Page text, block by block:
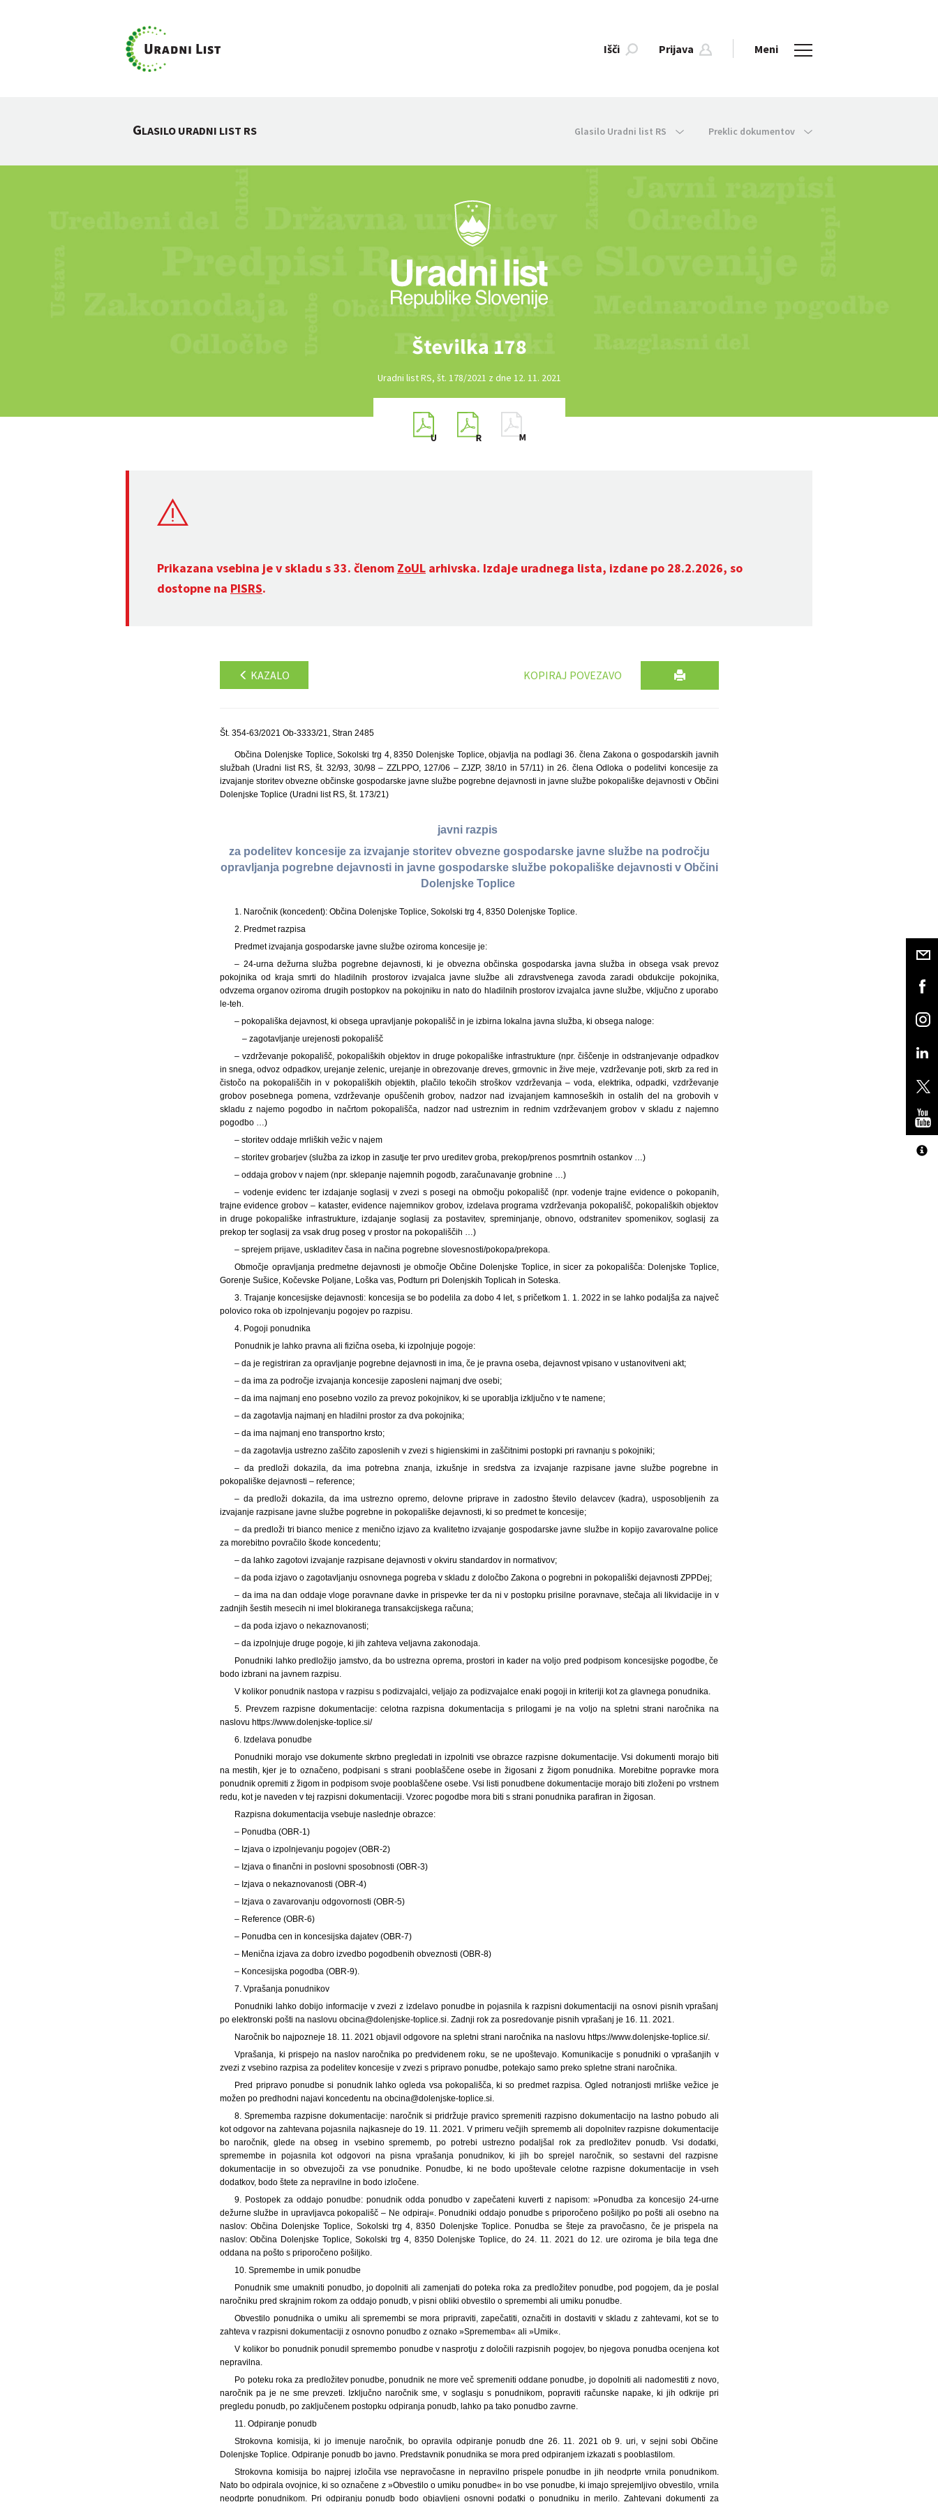
Išči Prijava Meni
GLASILO URADNI LIST RS Glasilo Uradni list RS Preklic dokumentov
Številka 178
Uradni list RS, št. 178/2021 z dne 12. 11. 2021
Prikazana vsebina je v skladu s 33. členom ZoUL arhivska. Izdaje uradnega lista, izdane po 28.2.2026, so
dostopne na PISRS.
KAZALO KOPIRAJ POVEZAVO
Št. 354-63/2021 Ob-3333/21, Stran 2485
Občina Dolenjske Toplice, Sokolski trg 4, 8350 Dolenjske Toplice, objavlja na podlagi 36. člena Zakona o gospodarskih javnih
službah (Uradni list RS, št. 32/93, 30/98 – ZZLPPO, 127/06 – ZJZP, 38/10 in 57/11) in 26. člena Odloka o podelitvi koncesije za
izvajanje storitev obvezne občinske gospodarske javne službe pogrebne dejavnosti in javne službe pokopališke dejavnosti v Občini
Dolenjske Toplice (Uradni list RS, št. 173/21)
javni razpis
za podelitev koncesije za izvajanje storitev obvezne gospodarske javne službe na področju
opravljanja pogrebne dejavnosti in javne gospodarske službe pokopališke dejavnosti v Občini
Dolenjske Toplice
1. Naročnik (koncedent): Občina Dolenjske Toplice, Sokolski trg 4, 8350 Dolenjske Toplice.
2. Predmet razpisa
Predmet izvajanja gospodarske javne službe oziroma koncesije je:
– 24-urna dežurna služba pogrebne dejavnosti, ki je obvezna občinska gospodarska javna služba in obsega vsak prevoz
pokojnika od kraja smrti do hladilnih prostorov izvajalca javne službe ali zdravstvenega zavoda zaradi obdukcije pokojnika,
odvzema organov oziroma drugih postopkov na pokojniku in nato do hladilnih prostorov izvajalca javne službe, vključno z uporabo
le-teh.
– pokopališka dejavnost, ki obsega upravljanje pokopališč in je izbirna lokalna javna služba, ki obsega naloge:
– zagotavljanje urejenosti pokopališč
– vzdrževanje pokopališč, pokopaliških objektov in druge pokopališke infrastrukture (npr. čiščenje in odstranjevanje odpadkov
in snega, odvoz odpadkov, urejanje zelenic, urejanje in obrezovanje dreves, grmovnic in žive meje, vzdrževanje poti, skrb za red in
čistočo na pokopališčih in v pokopaliških objektih, plačilo tekočih stroškov vzdrževanja – voda, elektrika, odpadki, vzdrževanje
grobov posebnega pomena, vzdrževanje opuščenih grobov, nadzor nad izvajanjem kamnoseških in ostalih del na grobovih v
skladu z najemo pogodbo in načrtom pokopališča, nadzor nad ustreznim in rednim vzdrževanjem grobov v skladu z najemno
pogodbo …)
– storitev oddaje mrliških vežic v najem
– storitev grobarjev (služba za izkop in zasutje ter prvo ureditev groba, prekop/prenos posmrtnih ostankov …)
– oddaja grobov v najem (npr. sklepanje najemnih pogodb, zaračunavanje grobnine …)
– vodenje evidenc ter izdajanje soglasij vzvezi s posegi na območju pokopališč (npr. vodenje trajne evidence o pokopanih,
trajne evidence grobov – kataster, evidence najemnikov grobov, izdelava programa vzdrževanja pokopališč, pokopaliških objektov
in druge pokopališke infrastrukture, izdajanje soglasij za postavitev, spreminjanje, obnovo, odstranitev spomenikov, soglasij za
prekop ter soglasij za vsak drug poseg v prostor na pokopališčih …)
– sprejem prijave, uskladitev časa in načina pogrebne slovesnosti/pokopa/prekopa.
Območje opravljanja predmetne dejavnosti je območje Občine Dolenjske Toplice, in sicer za pokopališča: Dolenjske Toplice,
Gorenje Sušice, Kočevske Poljane, Loška vas, Podturn pri Dolenjskih Toplicah in Soteska.
3. Trajanje koncesijske dejavnosti: koncesija se bo podelila za dobo 4 let, s pričetkom 1. 1. 2022 in se lahko podaljša za največ
polovico roka ob izpolnjevanju pogojev po razpisu.
4. Pogoji ponudnika
Ponudnik je lahko pravna ali fizična oseba, ki izpolnjuje pogoje:
– da je registriran za opravljanje pogrebne dejavnosti in ima, če je pravna oseba, dejavnost vpisano v ustanovitveni akt;
– da ima za področje izvajanja koncesije zaposleni najmanj dve osebi;
– da ima najmanj eno posebno vozilo za prevoz pokojnikov, ki se uporablja izključno v te namene;
– da zagotavlja najmanj en hladilni prostor za dva pokojnika;
– da ima najmanj eno transportno krsto;
– da zagotavlja ustrezno zaščito zaposlenih v zvezi s higienskimi in zaščitnimi postopki pri ravnanju s pokojniki;
– da predloži dokazila, da ima potrebna znanja, izkušnje in sredstva za izvajanje razpisane javne službe pogrebne in
pokopališke dejavnosti – reference;
– da predloži dokazila, da ima ustrezno opremo, delovne priprave in zadostno število delavcev (kadra), usposobljenih za
izvajanje razpisane javne službe pogrebne in pokopališke dejavnosti, ki so predmet te koncesije;
– da predloži tri bianco menice z menično izjavo za kvalitetno izvajanje gospodarske javne službe in kopijo zavarovalne police
za morebitno povračilo škode koncedentu;
– da lahko zagotovi izvajanje razpisane dejavnosti v okviru standardov in normativov;
– da poda izjavo o zagotavljanju osnovnega pogreba v skladu z določbo Zakona o pogrebni in pokopališki dejavnosti ZPPDej;
– da ima na dan oddaje vloge poravnane davke in prispevke ter da ni v postopku prisilne poravnave, stečaja ali likvidacije in v
zadnjih šestih mesecih ni imel blokiranega transakcijskega računa;
– da poda izjavo o nekaznovanosti;
– da izpolnjuje druge pogoje, ki jih zahteva veljavna zakonodaja.
Ponudniki lahko predložijo jamstvo, da bo ustrezna oprema, prostori in kader na voljo pred podpisom koncesijske pogodbe, če
bodo izbrani na javnem razpisu.
V kolikor ponudnik nastopa v razpisu s podizvajalci, veljajo za podizvajalce enaki pogoji in kriteriji kot za glavnega ponudnika.
5. Prevzem razpisne dokumentacije: celotna razpisna dokumentacija s prilogami je na voljo na spletni strani naročnika na
naslovu https://www.dolenjske-toplice.si/
6. Izdelava ponudbe
Ponudniki morajo vse dokumente skrbno pregledati in izpolniti vse obrazce razpisne dokumentacije. Vsi dokumenti morajo biti
na mestih, kjer je to označeno, podpisani s strani pooblaščene osebe in žigosani z žigom ponudnika. Morebitne popravke mora
ponudnik opremiti z žigom in podpisom svoje pooblaščene osebe. Vsi listi ponudbene dokumentacije morajo biti zloženi po vrstnem
redu, kot je naveden v tej razpisni dokumentaciji. Vzorec pogodbe mora biti s strani ponudnika parafiran in žigosan.
Razpisna dokumentacija vsebuje naslednje obrazce:
– Ponudba (OBR-1)
– Izjava o izpolnjevanju pogojev (OBR-2)
– Izjava o finančni in poslovni sposobnosti (OBR-3)
– Izjava o nekaznovanosti (OBR-4)
– Izjava o zavarovanju odgovornosti (OBR-5)
– Reference (OBR-6)
– Ponudba cen in koncesijska dajatev (OBR-7)
– Menična izjava za dobro izvedbo pogodbenih obveznosti (OBR-8)
– Koncesijska pogodba (OBR-9).
7. Vprašanja ponudnikov
Ponudniki lahko dobijo informacije v zvezi z izdelavo ponudbe in pojasnila k razpisni dokumentaciji na osnovi pisnih vprašanj
po elektronski pošti na naslovu obcina@dolenjske-toplice.si. Zadnji rok za posredovanje pisnih vprašanj je 16. 11. 2021.
Naročnik bo najpozneje 18. 11. 2021 objavil odgovore na spletni strani naročnika na naslovu https://www.dolenjske-toplice.si/.
Vprašanja, ki prispejo na naslov naročnika po predvidenem roku, se ne upoštevajo. Komunikacije s ponudniki o vprašanjih v
zvezi z vsebino razpisa za podelitev koncesije v zvezi s pripravo ponudbe, potekajo samo preko spletne strani naročnika.
Pred pripravo ponudbe si ponudnik lahko ogleda vsa pokopališča, ki so predmet razpisa. Ogled notranjosti mrliške vežice je
možen po predhodni najavi koncedentu na obcina@dolenjske-toplice.si.
8. Sprememba razpisne dokumentacije: naročnik si pridržuje pravico spremeniti razpisno dokumentacijo na lastno pobudo ali
kot odgovor na zahtevana pojasnila najkasneje do 19. 11. 2021. V primeru večjih sprememb ali dopolnitev razpisne dokumentacije
bo naročnik, glede na obseg in vsebino sprememb, po potrebi ustrezno podaljšal rok za predložitev ponudb. Vsi dodatki,
spremembe in pojasnila kot odgovori na pisna vprašanja ponudnikov, ki jih bo sprejel naročnik, so sestavni del razpisne
dokumentacije in so obvezujoči za vse ponudnike. Ponudbe, ki ne bodo upoštevale celotne razpisne dokumentacije in vseh
dodatkov, bodo štete za nepravilne in bodo izločene.
9. Postopek za oddajo ponudbe: ponudnik odda ponudbo v zapečateni kuverti z napisom: »Ponudba za koncesijo 24-urne
dežurne službe in upravljavca pokopališč – Ne odpiraj«. Ponudniki oddajo ponudbe s priporočeno pošiljko po pošti ali osebno na
naslov: Občina Dolenjske Toplice, Sokolski trg 4, 8350 Dolenjske Toplice. Ponudba se šteje za pravočasno, če je prispela na
naslov: Občina Dolenjske Toplice, Sokolski trg 4, 8350 Dolenjske Toplice, do 24. 11. 2021 do 12. ure oziroma je bila tega dne
oddana na pošto s priporočeno pošiljko.
10. Spremembe in umik ponudbe
Ponudnik sme umakniti ponudbo, jo dopolniti ali zamenjati do poteka roka za predložitev ponudbe, pod pogojem, da je poslal
naročniku pred skrajnim rokom za oddajo ponudb, v pisni obliki obvestilo o spremembi ali umiku ponudbe.
Obvestilo ponudnika o umiku ali spremembi se mora pripraviti, zapečatiti, označiti in dostaviti v skladu z zahtevami, kot se to
zahteva v razpisni dokumentaciji z osnovno ponudbo z oznako »Sprememba« ali »Umik«.
V kolikor bo ponudnik ponudil spremembo ponudbe v nasprotju z določili razpisnih pogojev, bo njegova ponudba ocenjena kot
nepravilna.
Po poteku roka za predložitev ponudbe, ponudnik ne more več spremeniti oddane ponudbe, jo dopolniti ali nadomestiti z novo,
naročnik pa je ne sme prevzeti. Izključno naročnik sme, v soglasju s ponudnikom, popraviti računske napake, ki jih odkrije pri
pregledu ponudb, po zaključenem postopku odpiranja ponudb, lahko pa tako ponudbo zavrne.
11. Odpiranje ponudb
Strokovna komisija, ki jo imenuje naročnik, bo opravila odpiranje ponudb dne 26. 11. 2021 ob 9. uri, v sejni sobi Občine
Dolenjske Toplice. Odpiranje ponudb bo javno. Predstavnik ponudnika se mora pred odpiranjem izkazati s pooblastilom.
Strokovna komisija bo najprej izločila vse nepravočasne in nepravilno prispele ponudbe in jih neodprte vrnila ponudnikom.
Nato bo odpirala ovojnice, ki so označene z »Obvestilo o umiku ponudbe« in bo vse ponudbe, ki imajo sprejemljivo obvestilo, vrnila
neodprte ponudnikom. Pri odpiranju ponudb bodo objavljeni osnovni podatki o ponudniku in merilo. Zahtevani dokumenti za